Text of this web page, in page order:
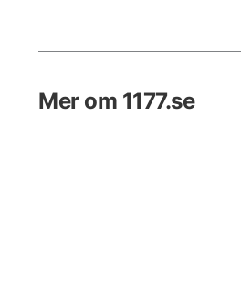
Mer om 1177.se